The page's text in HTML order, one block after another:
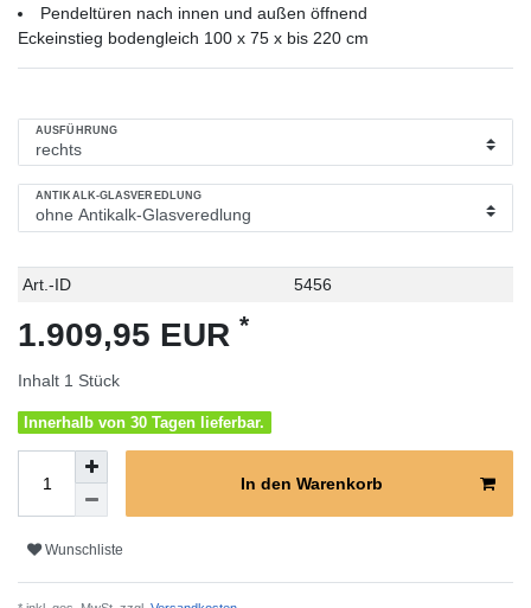
Pendeltüren nach innen und außen öffnend
Eckeinstieg bodengleich 100 x 75 x bis 220 cm
AUSFÜHRUNG
ANTIKALK-GLASVEREDLUNG
Technisches
Wert
Art.-ID 5456
1.909,95 EUR *
Inhalt 1 Stück
Innerhalb von 30 Tagen lieferbar.
In den Warenkorb
Wunschliste